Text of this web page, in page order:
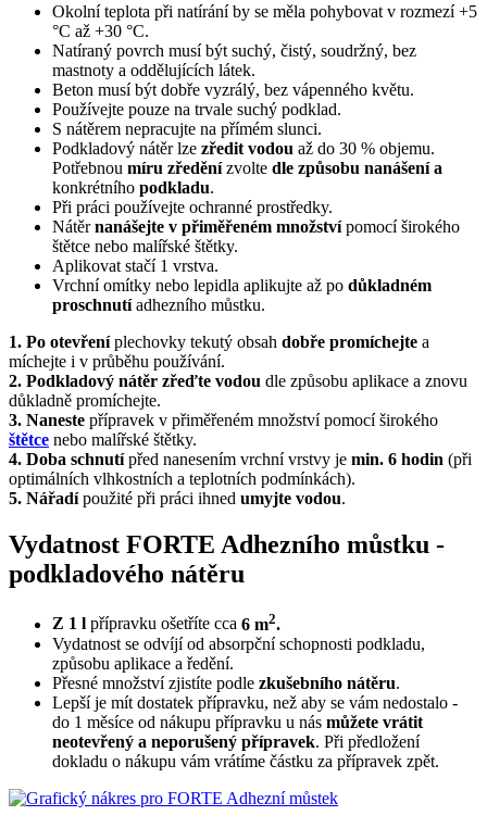
Okolní teplota při natírání by se měla pohybovat v rozmezí +5
°C až +30 °C.
Natíraný povrch musí být suchý, čistý, soudržný, bez
mastnoty a oddělujících látek.
Beton musí být dobře vyzrálý, bez vápenného květu.
Používejte pouze na trvale suchý podklad.
S nátěrem nepracujte na přímém slunci.
Podkladový nátěr lze zředit vodou až do 30 % objemu.
Potřebnou míru zředěnízvolte dle způsobu nanášení a
konkrétního podkladu.
Při práci používejte ochranné prostředky.
Nátěrnanášejte v přiměřeném množstvípomocí širokého
štětce nebo malířské štětky.
Aplikovat stačí 1 vrstva.
Vrchní omítky nebo lepidla aplikujte až po důkladném
proschnutíadhezního můstku.
1. Po otevřeníplechovky tekutý obsah dobře promíchejte a
míchejte i v průběhu používání.
2. Podkladový nátěr zřeďte vodou dle způsobu aplikace a znovu
důkladně promíchejte.
3. Naneste přípravek v přiměřeném množství pomocí širokého
štětce nebo malířské štětky.
4. Doba schnutípřed nanesením vrchní vrstvy je min. 6 hodin (při
optimálních vlhkostních a teplotních podmínkách).
5. Nářadípoužité při práci ihned umyjte vodou.
Vydatnost FORTE Adhezního můstku -
podkladového nátěru
Z 1 l přípravku ošetříte cca 6 m2.
Vydatnost se odvíjí od absorpční schopnosti podkladu,
způsobu aplikace a ředění.
Přesné množství zjistíte podle zkušebního nátěru.
Lepší je mít dostatek přípravku, než aby se vám nedostalo -
do 1 měsíce od nákupu přípravku u nás můžete vrátit
neotevřený a neporušený přípravek. Při předložení
dokladu o nákupu vám vrátíme částku za přípravek zpět.